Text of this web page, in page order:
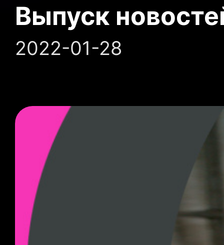
Выпуск
2022-01-28